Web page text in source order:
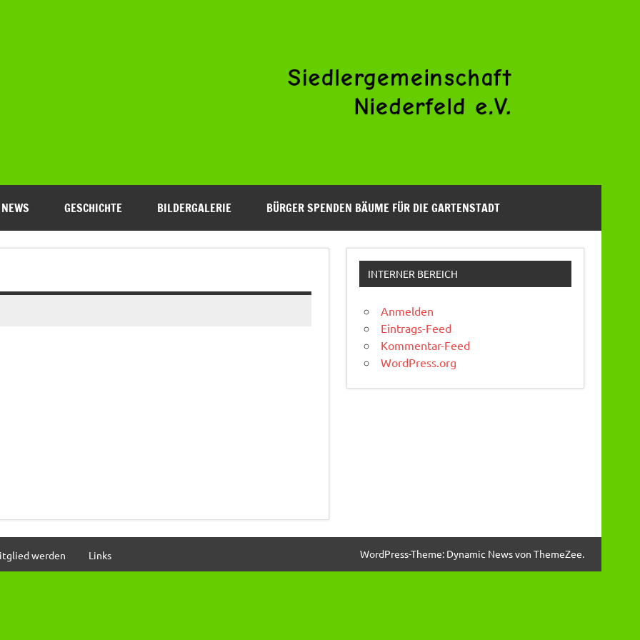
NEWS GESCHICHTE BILDERGALERIE BÜRGER SPENDEN BÄUME FÜR DIE GARTENSTADT
INTERNER BEREICH
Anmelden
Eintrags-Feed
Kommentar-Feed
WordPress.org
werden Links WordPress-Theme: Dynamic News von ThemeZee.